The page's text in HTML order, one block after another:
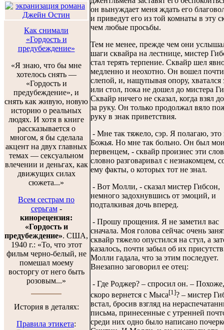
Как снимали
«Гордость и
предубеждение»
«Я знаю, что бы мне
хотелось снять —
«Гордость и
предубеждение», и
снять как живую, новую
историю о реальных
людях. И хотя в книге
рассказывается о
многом, я бы сделала
акцент на двух главных
темах — сексуальном
влечении и деньгах, как
движущих силах
сюжета...»
Всем сестрам по
серьгам-
кинорецензия:
«Гордость и
предубеждение». США,
1940 г.: «То, что этот
фильм черно-белый, не
помешал моему
восторгу от него быть
розовым...»
История в деталях:
Правила этикета:
он вынуждает меня ждать его
и приведут его из той комнаты в эту
чем любые просьбы.
Тем не менее, прежде чем они
шаги сквайра на лестнице, мистер
стал терять терпение. Сквайр шел
медленно и неохотно. Он вошел
слепой, и, нащупывая опору, хватался
или стол, пока не дошел до мистера
Сквайр ничего не сказал, когда взял
за руку. Он только продолжал вяло
руку в знак приветствия.
- Мне так тяжело, сэр. Я полагаю, это
Божья. Но мне так больно. Он был
первенцем, - сквайр произнес эти
словно разговаривал с незнакомцем,
ему факты, о которых тот не знал.
- Вот Молли, - сказал мистер Гибсон,
немного задохнувшись от эмоций, и
подталкивая дочь вперед.
- Прошу прощения. Я не заметил вас
сначала. Моя голова сейчас очень
сквайр тяжело опустился на стул, а
казалось, почти забыл об их
Молли гадала, что за этим последует.
Внезапно заговорил ее отец:
- Где Роджер? – спросил он. –
скоро вернется с Мыса[1]? – мистер
встал, бросив взгляд на
письма, принесенные с утренней
среди них одно было написано